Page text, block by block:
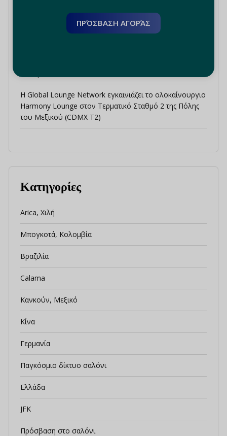
Η Global Lounge Network εγκαινιάζει το ολοκαίνουργιο
Harmony Lounge στον Τερματικό Σταθμό 2 της Πόλης
του Μεξικού (CDMX T2)
Κατηγορίες
Arica, Χιλή
Μπογκοτά, Κολομβία
Βραζιλία
Calama
Κανκούν, Μεξικό
Κίνα
Γερμανία
Παγκόσμιο δίκτυο σαλόνι
Ελλάδα
JFK
Πρόσβαση στο σαλόνι
ΠΡΌΣΒΑΣΗ ΑΓΟΡΆΣ